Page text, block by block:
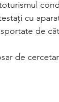
cu
de
de